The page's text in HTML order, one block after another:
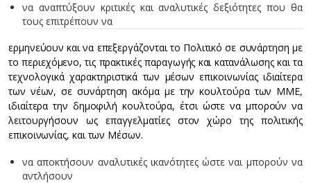
να αναπτύξουν κριτικές και αναλυτικές δεξιότητες που θα
τους επιτρέπουν να
ερμηνεύουν και να επεξεργάζονται το Πολιτικό σε συνάρτηση με
το περιεχόμενο, τις πρακτικές παραγωγής και κατανάλωσης και τα
τεχνολογικά χαρακτηριστικά των μέσων επικοινωνίας ιδιαίτερα
των νέων, σε συνάρτηση ακόμα με την κουλτούρα των ΜΜΕ,
ιδιαίτερα την δημοφιλή κουλτούρα, έτσι ώστε να μπορούν να
λειτουργήσουν ως επαγγελματίες στον χώρο της πολιτικής
επικοινωνίας, και των Μέσων.
να αποκτήσουν αναλυτικές ικανότητες ώστε ναι μπορούν να
αντλήσουν